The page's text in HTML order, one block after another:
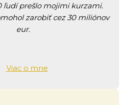
ľudí prešlo mojimi kurzami.
zarobiť cez 30 miliónov
eur.